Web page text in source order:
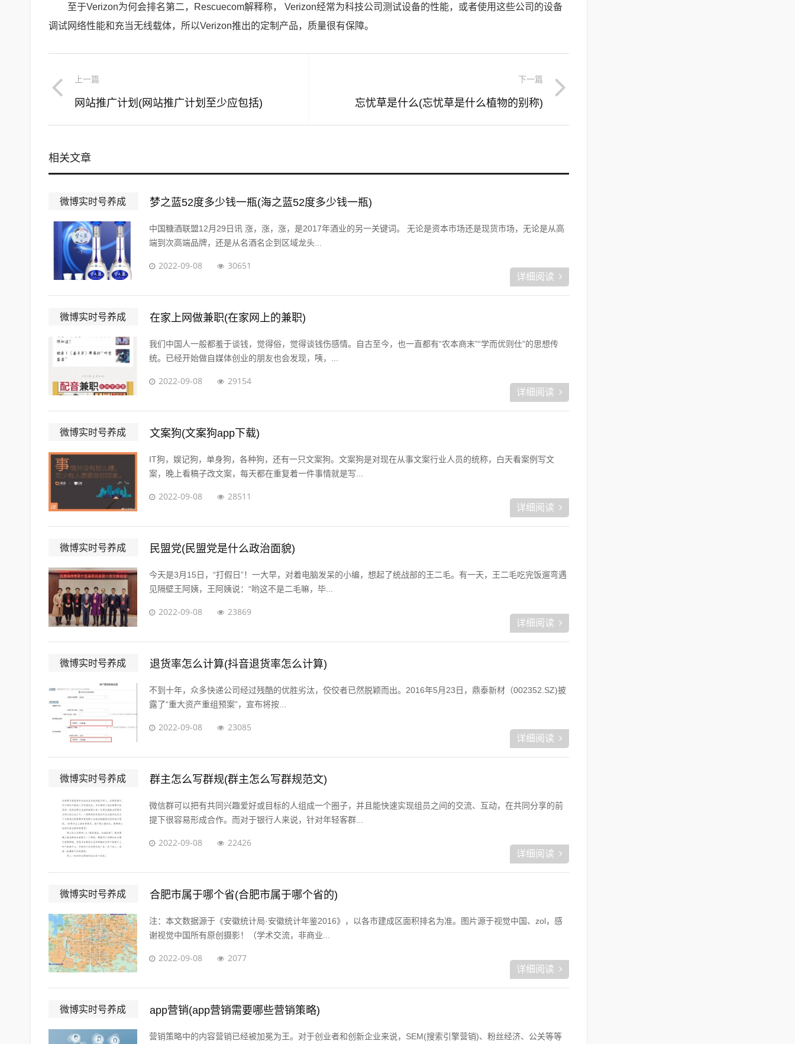
至于Verizon为何会排名第二，Rescuecom解释称， Verizon经常为科技公司测试设备的性能，或者使用这些公司的设备
调试网络性能和充当无线载体，所以Verizon推出的定制产品，质量很有保障。
上一篇
网站推广计划(网站推广计划至少应包括)
下一篇
忘忧草是什么(忘忧草是什么植物的别称)
相关文章
微博实时号养成 梦之蓝52度多少钱一瓶(海之蓝52度多少钱一瓶)
中国糖酒联盟12月29日讯 涨，涨，涨，是2017年酒业的另一关键词。 无论是资本市场还是现货市场，无论是从高
端到次高端品牌，还是从名酒名企到区域龙头...
2022-09-08 30651
详细阅读
微博实时号养成 在家上网做兼职(在家网上的兼职)
我们中国人一般都羞于谈钱，觉得俗，觉得谈钱伤感情。自古至今，也一直都有“农本商末”“学而优则仕”的思想传
统。已经开始做自媒体创业的朋友也会发现，咦，...
2022-09-08 29154
详细阅读
微博实时号养成 文案狗(文案狗app下载)
IT狗，娱记狗，单身狗，各种狗，还有一只文案狗。文案狗是对现在从事文案行业人员的统称，白天看案例写文
案，晚上看稿子改文案，每天都在重复着一件事情就是写...
2022-09-08 28511
详细阅读
微博实时号养成 民盟党(民盟党是什么政治面貌)
今天是3月15日，“打假日”！一大早，对着电脑发呆的小编，想起了统战部的王二毛。有一天，王二毛吃完饭遛弯遇
见隔壁王阿姨，王阿姨说：“哟这不是二毛嘛，毕...
2022-09-08 23869
详细阅读
微博实时号养成 退货率怎么计算(抖音退货率怎么计算)
不到十年，众多快递公司经过残酷的优胜劣汰，佼佼者已然脱颖而出。2016年5月23日，鼎泰新材（002352.SZ)披
露了“重大资产重组预案”，宣布将按...
2022-09-08 23085
详细阅读
微博实时号养成 群主怎么写群规(群主怎么写群规范文)
微信群可以把有共同兴趣爱好或目标的人组成一个圈子，并且能快速实现组员之间的交流、互动，在共同分享的前
提下很容易形成合作。而对于银行人来说，针对年轻客群...
2022-09-08 22426
详细阅读
微博实时号养成 合肥市属于哪个省(合肥市属于哪个省的)
注：本文数据源于《安徽统计局·安徽统计年鉴2016》，以各市建成区面积排名为准。图片源于视觉中国、zol，感
谢视觉中国所有原创摄影！（学术交流，非商业...
2022-09-08 2077
详细阅读
微博实时号养成 app营销(app营销需要哪些营销策略)
营销策略中的内容营销已经被加冕为王。对于创业者和创新企业来说，SEM(搜索引擎营销)、粉丝经济、公关等等